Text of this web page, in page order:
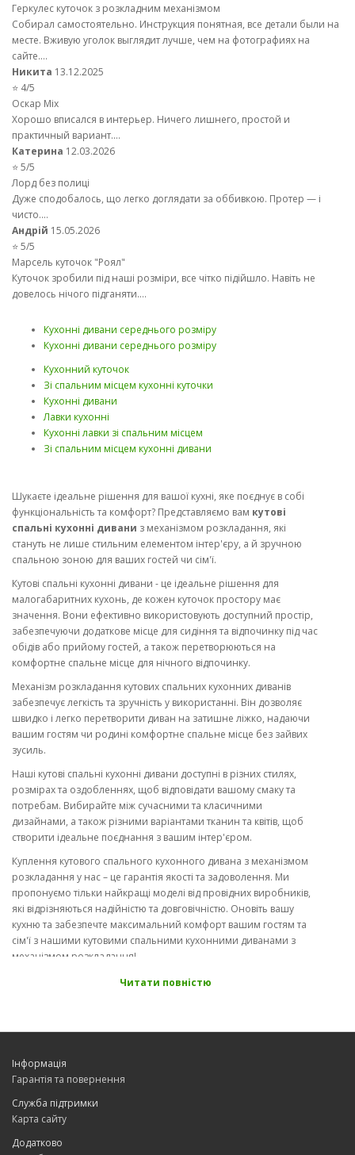
Геркулес куточок з розкладним механізмом
Собирал самостоятельно. Инструкция понятная, все детали были на
месте. Вживую уголок выглядит лучше, чем на фотографиях на
сайте....
Никита 13.12.2025
⭐ 4/5
Оскар Mix
Хорошо вписался в интерьер. Ничего лишнего, простой и
практичный вариант....
Катерина 12.03.2026
⭐ 5/5
Лорд без полиці
Дуже сподобалось, що легко доглядати за оббивкою. Протер — і
чисто....
Андрій 15.05.2026
⭐ 5/5
Марсель куточок "Роял"
Куточок зробили під наші розміри, все чітко підійшло. Навіть не
довелось нічого підганяти....
Кухонні дивани середнього розміру
Кухонні дивани середнього розміру
Кухонний куточок
Зі спальним місцем кухонні куточки
Кухонні дивани
Лавки кухонні
Кухонні лавки зі спальним місцем
Зі спальним місцем кухонні дивани
Шукаєте ідеальне рішення для вашої кухні, яке поєднує в собі
функціональність та комфорт? Представляємо вам кутові
спальні кухонні дивани з механізмом розкладання, які
стануть не лише стильним елементом інтер'єру, а й зручною
спальною зоною для ваших гостей чи сім'ї.
Кутові спальні кухонні дивани - це ідеальне рішення для
малогабаритних кухонь, де кожен куточок простору має
значення. Вони ефективно використовують доступний простір,
забезпечуючи додаткове місце для сидіння та відпочинку під час
обідів або прийому гостей, а також перетворюються на
комфортне спальне місце для нічного відпочинку.
Механізм розкладання кутових спальних кухонних диванів
забезпечує легкість та зручність у використанні. Він дозволяє
швидко і легко перетворити диван на затишне ліжко, надаючи
вашим гостям чи родині комфортне спальне місце без зайвих
зусиль.
Наші кутові спальні кухонні дивани доступні в різних стилях,
розмірах та оздобленнях, щоб відповідати вашому смаку та
потребам. Вибирайте між сучасними та класичними
дизайнами, а також різними варіантами тканин та квітів, щоб
створити ідеальне поєднання з вашим інтер'єром.
Куплення кутового спального кухонного дивана з механізмом
розкладання у нас – це гарантія якості та задоволення. Ми
пропонуємо тільки найкращі моделі від провідних виробників,
які відрізняються надійністю та довговічністю. Оновіть вашу
кухню та забезпечте максимальний комфорт вашим гостям та
сім'ї з нашими кутовими спальними кухонними диванами з
механізмом розкладання!
Кухонні дивани кутові спальні від виробника кухонних меблів.
Читати повністю
Інформація
Гарантія та повернення
Служба підтримки
Карта сайту
Додатково